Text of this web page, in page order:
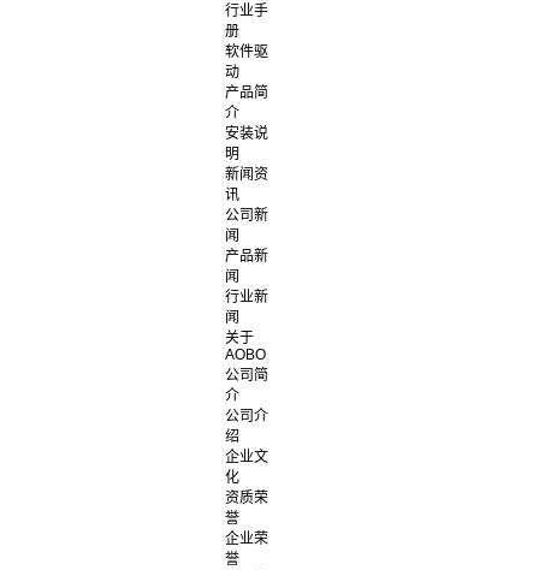
行业手
册
软件驱
动
产品简
介
安装说
明
新闻资
讯
公司新
闻
产品新
闻
行业新
闻
关于
AOBO
公司简
介
公司介
绍
企业文
化
资质荣
誉
企业荣
誉